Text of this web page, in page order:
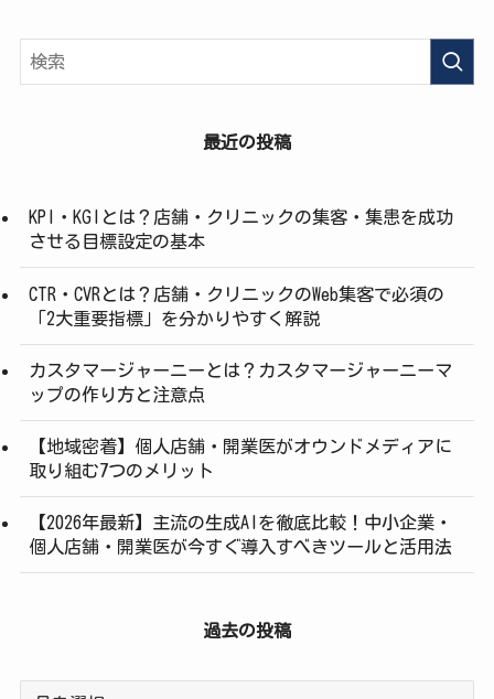
最近の投稿
KPI・KGIとは？店舗・クリニックの集客・集患を成功
させる目標設定の基本
CTR・CVRとは？店舗・クリニックのWeb集客で必須の
「2大重要指標」を分かりやすく解説
カスタマージャーニーとは？カスタマージャーニーマ
ップの作り方と注意点
【地域密着】個人店舗・開業医がオウンドメディアに
取り組む7つのメリット
【2026年最新】主流の生成AIを徹底比較！中小企業・
個人店舗・開業医が今すぐ導入すべきツールと活用法
過去の投稿